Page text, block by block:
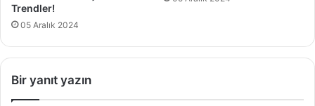
Trendler!
05 Aralık 2024
Bir yanıt yazın